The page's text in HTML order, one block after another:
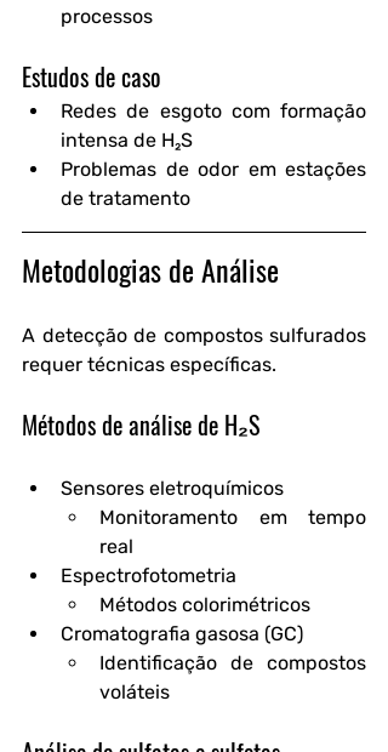
processos
Estudos de caso
Redes de esgoto com formação
intensa de H₂S
Problemas de odor em estações
de tratamento
Metodologias de Análise
A detecção de compostos sulfurados
requer técnicas específicas.
Métodos de análise de H₂S
Sensores eletroquímicos
Monitoramento em tempo
real
Espectrofotometria
Métodos colorimétricos
Cromatografia gasosa (GC)
Identificação de compostos
voláteis